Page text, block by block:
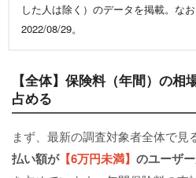
した人は除く）のデータを掲載。な
2022/08/29。
【全体】保険料（年間）の相
占める
まず、最新の調査対象者全体で見
払い額が【6万円未満】 のユーザ